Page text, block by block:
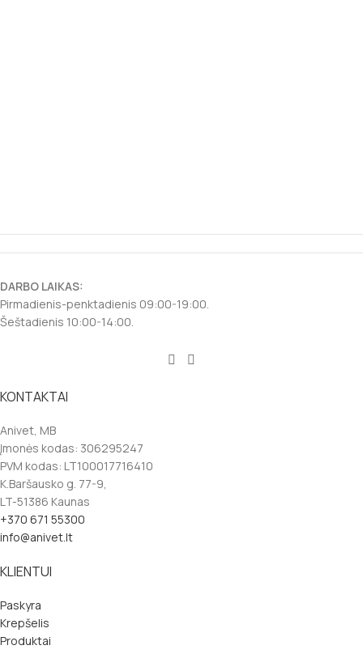
DARBO LAIKAS:
Pirmadienis-penktadienis 09:00-19:00.
Šeštadienis 10:00-14:00.
KONTAKTAI
Anivet, MB
Įmonės kodas: 306295247
PVM kodas: LT100017716410
K.Baršausko g. 77-9,
LT-51386 Kaunas
+370 671 55300
info@anivet.lt
KLIENTUI
Paskyra
Krepšelis
Produktai